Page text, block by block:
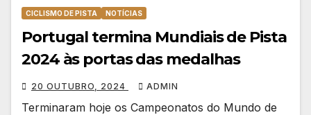
CICLISMO DE PISTA NOTÍCIAS
Portugal termina Mundiais de Pista
2024 às portas das medalhas
20 OUTUBRO, 2024 ADMIN
Terminaram hoje os Campeonatos do Mundo de